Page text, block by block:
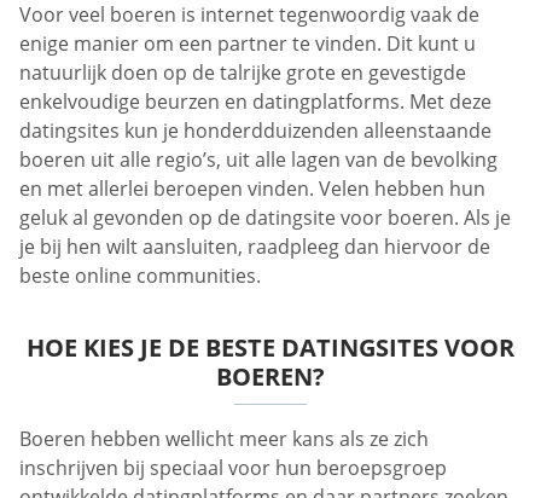
Voor veel boeren is internet tegenwoordig vaak de
enige manier om een partner te vinden. Dit kunt u
natuurlijk doen op de talrijke grote en gevestigde
enkelvoudige beurzen en datingplatforms. Met deze
datingsites kun je honderdduizenden alleenstaande
boeren uit alle regio’s, uit alle lagen van de bevolking
en met allerlei beroepen vinden. Velen hebben hun
geluk al gevonden op de datingsite voor boeren. Als je
je bij hen wilt aansluiten, raadpleeg dan hiervoor de
beste online communities.
HOE KIES JE DE BESTE DATINGSITES VOOR
BOEREN?
Boeren hebben wellicht meer kans als ze zich
inschrijven bij speciaal voor hun beroepsgroep